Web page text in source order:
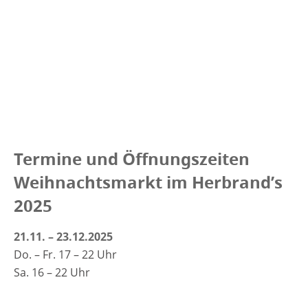
Termine und Öffnungszeiten
Weihnachtsmarkt im Herbrand’s
2025
21.11. – 23.12.2025
Do. – Fr. 17 – 22 Uhr
Sa. 16 – 22 Uhr